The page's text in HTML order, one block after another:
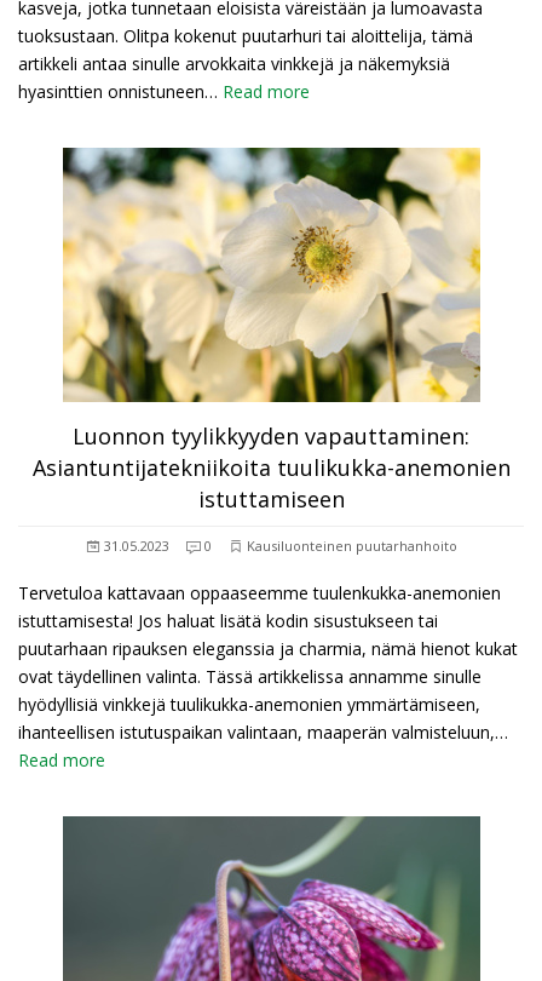
kasveja, jotka tunnetaan eloisista väreistään ja lumoavasta
tuoksustaan. Olitpa kokenut puutarhuri tai aloittelija, tämä
artikkeli antaa sinulle arvokkaita vinkkejä ja näkemyksiä
hyasinttien onnistuneen… Read more
Luonnon tyylikkyyden vapauttaminen:
Asiantuntijatekniikoita tuulikukka-anemonien
istuttamiseen
31.05.2023 0 Kausiluonteinen puutarhanhoito
Tervetuloa kattavaan oppaaseemme tuulenkukka-anemonien
istuttamisesta! Jos haluat lisätä kodin sisustukseen tai
puutarhaan ripauksen eleganssia ja charmia, nämä hienot kukat
ovat täydellinen valinta. Tässä artikkelissa annamme sinulle
hyödyllisiä vinkkejä tuulikukka-anemonien ymmärtämiseen,
ihanteellisen istutuspaikan valintaan, maaperän valmisteluun,…
Read more